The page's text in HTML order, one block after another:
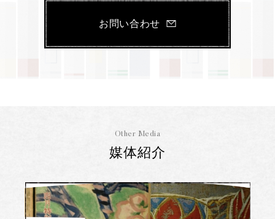
お問い合わせ
Other Media
媒体紹介